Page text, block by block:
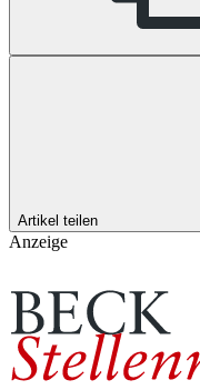
Artikel teilen
Anzeige